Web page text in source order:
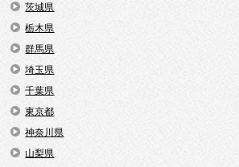
茨城県
栃木県
群馬県
埼玉県
千葉県
東京都
神奈川県
山梨県